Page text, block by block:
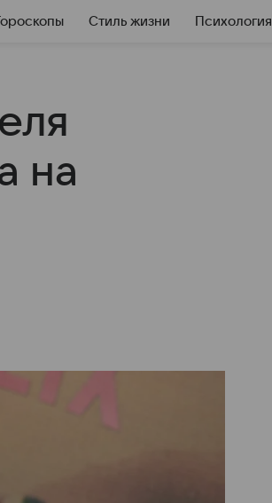
Стиль жизни Психология
на